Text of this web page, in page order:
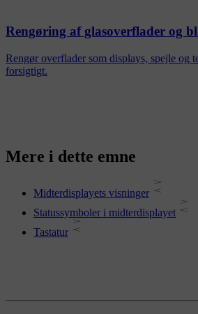
Rengøring af glasoverflader og
Rengør overflader som displays, spejle og
forsigtigt.
Mere i dette emne
Midterdisplayets visninger
Statussymboler i midterdisplayet
Tastatur